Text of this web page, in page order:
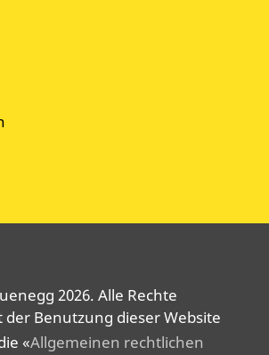
2026. Alle Rechte
Benutzung dieser Website
«Allgemeinen rechtlichen